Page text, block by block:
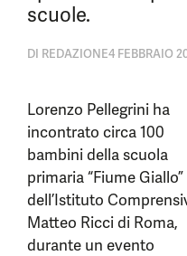
scuole.
DI REDAZIONE4 FEBBRAIO
Lorenzo Pellegrini ha
incontrato circa 100
bambini della scuola
primaria “Fiume Giallo”
dell’Istituto
Matteo Ricci di Roma,
durante un evento